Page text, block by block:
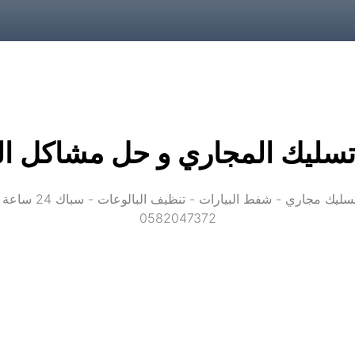
المجاري و حل مشاكل
0582047372